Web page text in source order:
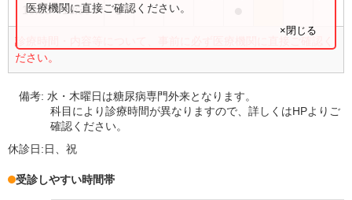
16:00〜18:30 ●
診療時間・内容等について、事前に必ず医療機関に直接ご確認く
ださい。
医療機関に直接ご確認ください。
×閉じる
備考:水・木曜日は糖尿病専門外来となります。
科目により診療時間が異なりますので、詳しくはHPよりご
確認ください。
休診日:日、祝
受診しやすい時間帯